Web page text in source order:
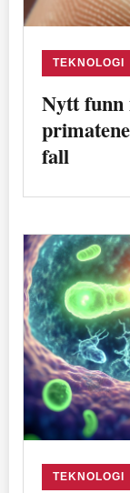
TEKNOLOGI
Nytt funn
fall
TEKNOLOGI